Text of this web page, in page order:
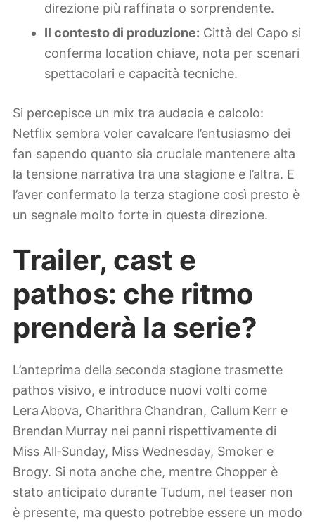
direzione più raffinata o sorprendente.
Il contesto di produzione: Città del Capo si
conferma location chiave, nota per scenari
spettacolari e capacità tecniche.
Si percepisce un mix tra audacia e calcolo:
Netflix sembra voler cavalcare l’entusiasmo dei
fan sapendo quanto sia cruciale mantenere alta
la tensione narrativa tra una stagione e l’altra. E
l’aver confermato la terza stagione così presto è
un segnale molto forte in questa direzione.
Trailer, cast e
pathos: che ritmo
prenderà la serie?
L’anteprima della seconda stagione trasmette
pathos visivo, e introduce nuovi volti come
Lera Abova, Charithra Chandran, Callum Kerr e
Brendan Murray nei panni rispettivamente di
Miss All‑Sunday, Miss Wednesday, Smoker e
Brogy. Si nota anche che, mentre Chopper è
stato anticipato durante Tudum, nel teaser non
è presente, ma questo potrebbe essere un modo